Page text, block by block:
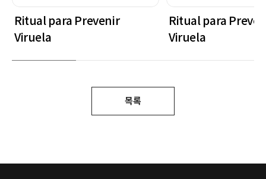
Ritual para Prevenir
Viruela
Ritual para
Viruela
목록